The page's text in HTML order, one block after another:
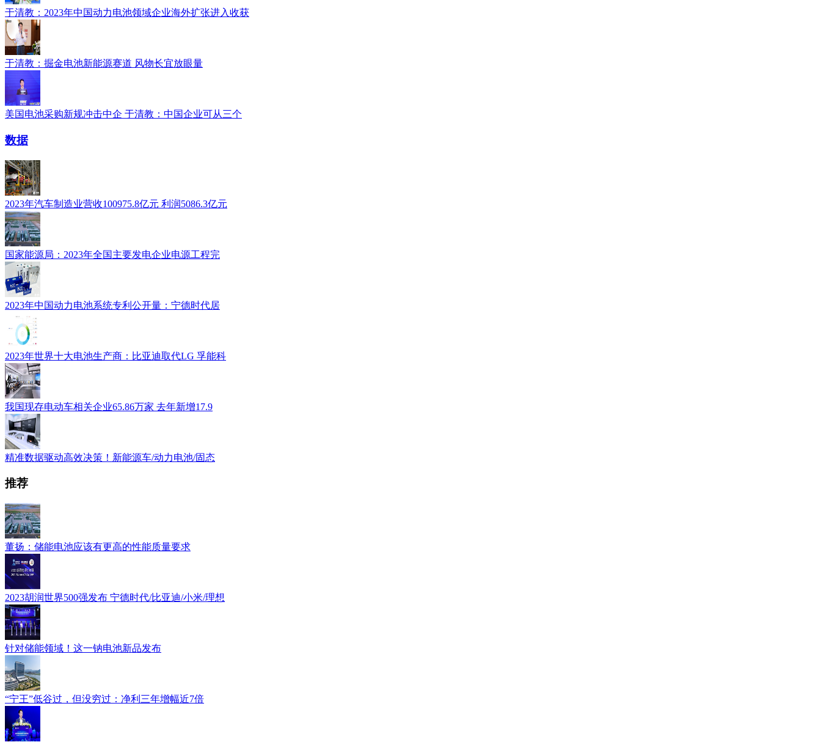
于清教：2023年中国动力电池领域企业海外扩张进入收获
于清教：掘金电池新能源赛道 风物长宜放眼量
美国电池采购新规冲击中企 于清教：中国企业可从三个
数据
2023年汽车制造业营收100975.8亿元 利润5086.3亿元
国家能源局：2023年全国主要发电企业电源工程完
2023年中国动力电池系统专利公开量：宁德时代居
2023年世界十大电池生产商：比亚迪取代LG 孚能科
我国现存电动车相关企业65.86万家 去年新增17.9
精准数据驱动高效决策！新能源车/动力电池/固态
推荐
董扬：储能电池应该有更高的性能质量要求
2023胡润世界500强发布 宁德时代/比亚迪/小米/理想
针对储能领域！这一钠电池新品发布
“宁王”低谷过，但没穷过：净利三年增幅近7倍